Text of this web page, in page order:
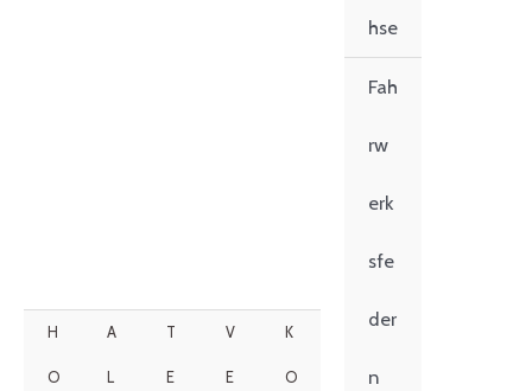
H
O
A
L
T
E
V
E
K
O
hse
Fah
rw
erk
sfe
der
n